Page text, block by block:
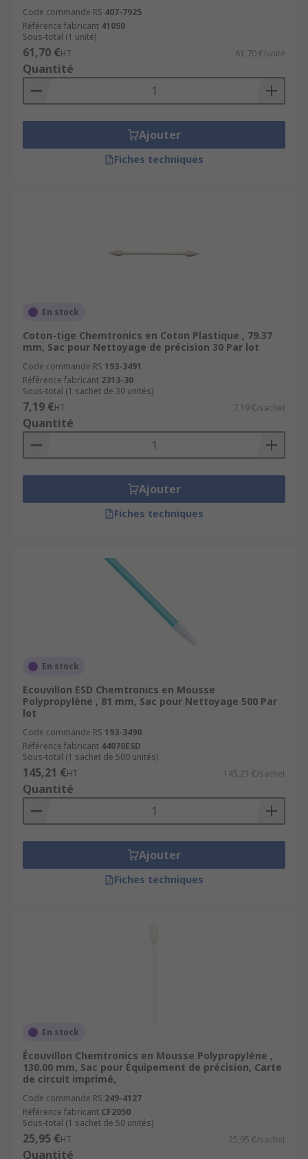
Code commande RS 407-7925
Référence fabricant 41050
Sous-total (1 unité)
61,70 €HT 61,70 €/unité
Quantité
Ajouter
Fiches techniques
En stock
Coton-tige Chemtronics en Coton Plastique , 79.37
mm, Sac pour Nettoyage de précision 30 Par lot
Code commande RS 193-3491
Référence fabricant 2313-30
Sous-total (1 sachet de 30 unités)
7,19 €HT 7,19 €/sachet
Quantité
Ajouter
Fiches techniques
En stock
Ecouvillon ESD Chemtronics en Mousse
Polypropylène , 81 mm, Sac pour Nettoyage 500 Par
lot
Code commande RS 193-3490
Référence fabricant 44070ESD
Sous-total (1 sachet de 500 unités)
145,21 €HT 145,21 €/sachet
Quantité
Ajouter
Fiches techniques
En stock
Écouvillon Chemtronics en Mousse Polypropylène ,
130.00 mm, Sac pour Équipement de précision, Carte
de circuit imprimé,
Code commande RS 249-4127
Référence fabricant CF2050
Sous-total (1 sachet de 50 unités)
25,95 €HT 25,95 €/sachet
Quantité